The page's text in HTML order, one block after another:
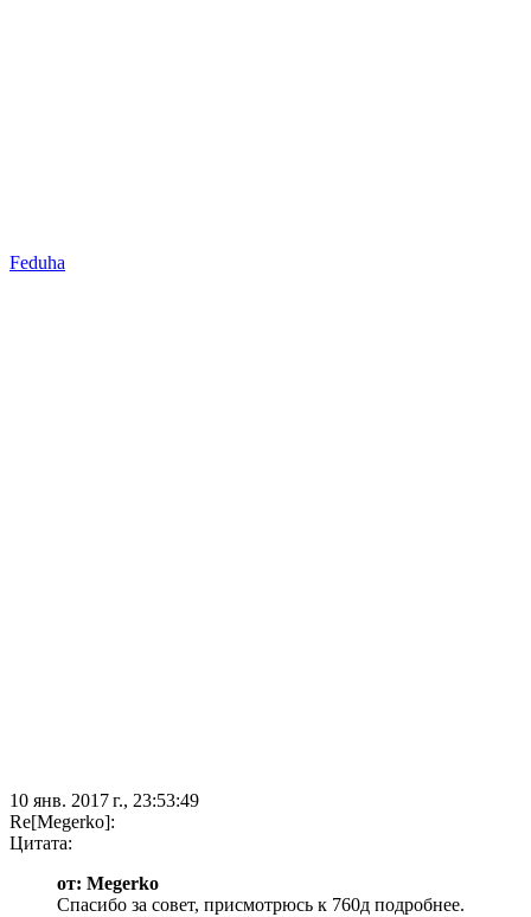
Feduha
10 янв. 2017 г., 23:53:49
Re[Megerko]:
Цитата:
от: Megerko
Спасибо за совет, присмотрюсь к 760д подробнее.